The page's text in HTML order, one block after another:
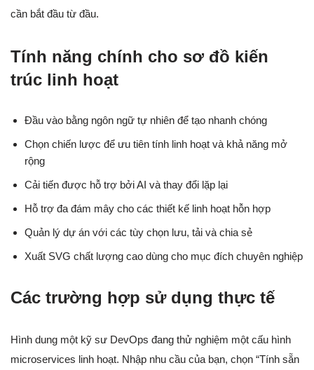
cần bắt đầu từ đầu.
Tính năng chính cho sơ đồ kiến
trúc linh hoạt
Đầu vào bằng ngôn ngữ tự nhiên để tạo nhanh chóng
Chọn chiến lược để ưu tiên tính linh hoạt và khả năng mở
rộng
Cải tiến được hỗ trợ bởi AI và thay đổi lặp lại
Hỗ trợ đa đám mây cho các thiết kế linh hoạt hỗn hợp
Quản lý dự án với các tùy chọn lưu, tải và chia sẻ
Xuất SVG chất lượng cao dùng cho mục đích chuyên nghiệp
Các trường hợp sử dụng thực tế
Hình dung một kỹ sư DevOps đang thử nghiệm một cấu hình
microservices linh hoạt. Nhập nhu cầu của bạn, chọn “Tính sẵn